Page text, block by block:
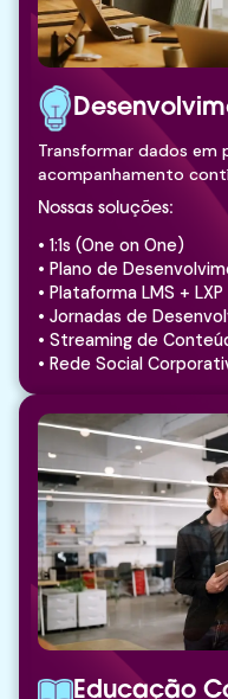
Transformar dados em
acompanhamento
Nossas soluções:
• 1:1s (One on One)
• Plano de
• Plataforma LMS + LXP
• Jornadas de
• Streaming de
• Rede Social
Educação